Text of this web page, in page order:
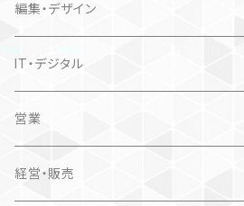
編集・デザイン
IT・デジタル
営業
経営・販売